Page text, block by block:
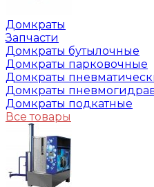
Домкраты
Запчасти
Домкраты бутылочные
Домкраты парковочные
Домкраты
Домкраты
Домкраты подкатные
Все товары